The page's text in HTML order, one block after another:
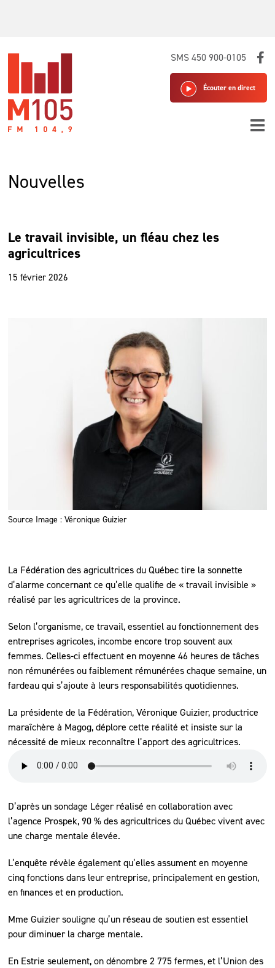
SMS 450 900-0105
Écouter en direct
Nouvelles
Le travail invisible, un fléau chez les
agricultrices
15 février 2026
Source Image : Véronique Guizier
La Fédération des agricultrices du Québec tire la sonnette
d’alarme concernant ce qu’elle qualifie de « travail invisible »
réalisé par les agricultrices de la province.
Selon l’organisme, ce travail, essentiel au fonctionnement des
entreprises agricoles, incombe encore trop souvent aux
femmes. Celles-ci effectuent en moyenne 46 heures de tâches
non rémunérées ou faiblement rémunérées chaque semaine, un
fardeau qui s’ajoute à leurs responsabilités quotidiennes.
La présidente de la Fédération, Véronique Guizier, productrice
maraîchère à Magog, déplore cette réalité et insiste sur la
nécessité de mieux reconnaître l’apport des agricultrices.
D’après un sondage Léger réalisé en collaboration avec
l’agence Prospek, 90 % des agricultrices du Québec vivent avec
une charge mentale élevée.
L’enquête révèle également qu’elles assument en moyenne
cinq fonctions dans leur entreprise, principalement en gestion,
en finances et en production.
Mme Guizier souligne qu’un réseau de soutien est essentiel
pour diminuer la charge mentale.
En Estrie seulement, on dénombre 2 775 fermes, et l’Union des